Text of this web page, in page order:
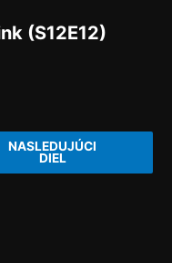
(S12E12)
NASLEDUJÚCI
DIEL